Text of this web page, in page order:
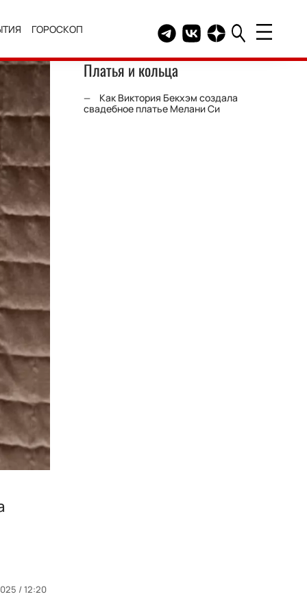
ГОРОСКОП Telegram канал HELLO
Группа HELLO
Канал HELLO в
/ 12:20
Платья и кольца
Как Виктория Бекхэм создала
свадебное платье Мелани Си